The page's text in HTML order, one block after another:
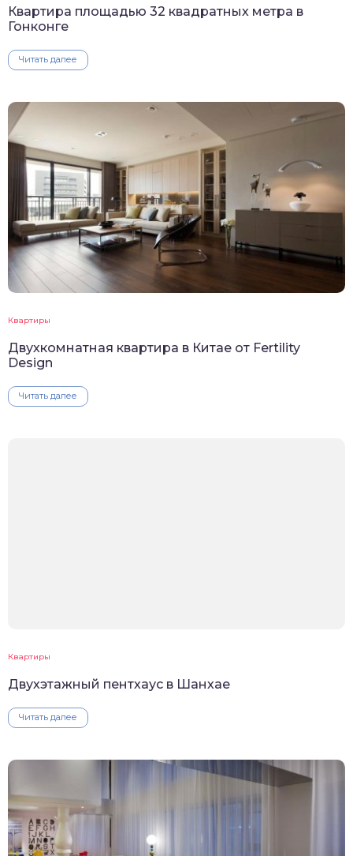
Квартира площадью 32 квадратных метра в
Гонконге
Читать далее
Квартиры
Двухкомнатная квартира в Китае от Fertility
Design
Читать далее
Квартиры
Двухэтажный пентхаус в Шанхае
Читать далее